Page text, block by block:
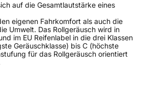
auf die Gesamtlautstärke eines
eigenen Fahrkomfort als auch die
Umwelt. Das Rollgeräusch wird in
im EU Reifenlabel in die drei Klassen
Geräuschklasse) bis C (höchste
für das Rollgeräusch orientiert